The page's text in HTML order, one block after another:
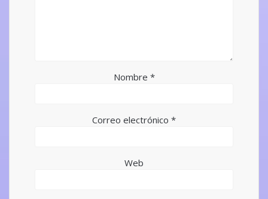
Nombre *
Correo electrónico *
Web